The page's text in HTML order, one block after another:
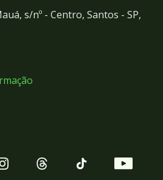
s/nº - Centro, Santos - SP,